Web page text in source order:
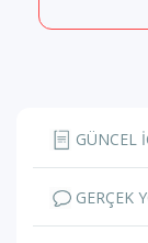
GÜNCEL
GERÇEK